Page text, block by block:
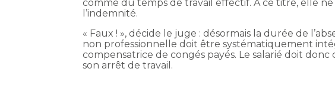
comme du temps de travail effectif. À ce titre, elle
l’indemnité.
« Faux ! », décide le juge : désormais la durée de
non professionnelle doit être systématiquement
compensatrice de congés payés. Le salarié doit
son arrêt de travail.